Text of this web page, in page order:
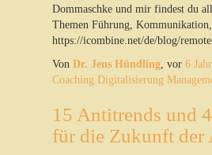
Dommaschke und mir findest du
Themen Führung,
https://icombine.net/de/blog/
Von Dr. Jens Hündling, vor 6
Coaching Digitalisierung
15 Antitrends und
für die Zukunft der